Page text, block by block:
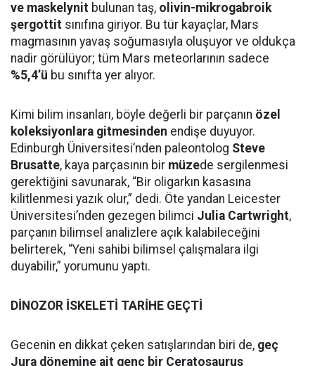
ve maskelynit bulunan taş, olivin-mikrogabroik
şergottit sınıfına giriyor. Bu tür kayaçlar, Mars
magmasının yavaş soğumasıyla oluşuyor ve oldukça
nadir görülüyor; tüm Mars meteorlarının sadece
%5,4’ü bu sınıfta yer alıyor.
Kimi bilim insanları, böyle değerli bir parçanın özel
koleksiyonlara gitmesinden endişe duyuyor.
Edinburgh Üniversitesi’nden paleontolog Steve
Brusatte, kaya parçasının bir müzede sergilenmesi
gerektiğini savunarak, “Bir oligarkın kasasına
kilitlenmesi yazık olur,” dedi. Öte yandan Leicester
Üniversitesi’nden gezegen bilimci Julia Cartwright,
parçanın bilimsel analizlere açık kalabileceğini
belirterek, “Yeni sahibi bilimsel çalışmalara ilgi
duyabilir,” yorumunu yaptı.
DİNOZOR İSKELETİ TARİHE GEÇTİ
Gecenin en dikkat çeken satışlarından biri de, geç
Jura dönemine ait genç bir Ceratosaurus